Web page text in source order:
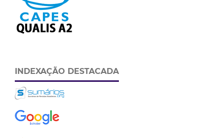
INDEXAÇÃO DESTACADA